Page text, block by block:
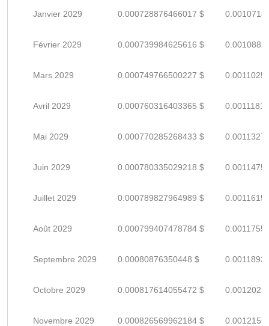
Janvier 2029 0.000728876466017 $
Février 2029 0.000739984625616 $
Mars 2029 0.000749766500227 $
Avril 2029 0.000760316403365 $
Mai 2029 0.000770285268433 $
Juin 2029 0.000780335029218 $
Juillet 2029 0.000789827964989 $
Août 2029 0.000799407478784 $
Septembre 2029 0.00080876350448 $
Octobre 2029 0.000817614055472 $
Novembre 2029 0.000826569962184 $